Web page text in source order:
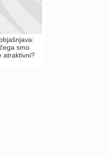
smo
atraktivni?